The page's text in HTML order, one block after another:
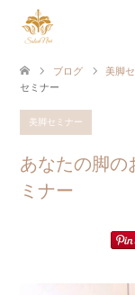
ブログ 美脚
セミナー
美脚セミナー
あなたの脚の
ミナー